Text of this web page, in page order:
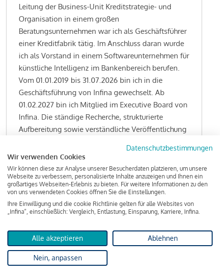
Leitung der Business-Unit Kreditstrategie- und
Organisation in einem großen
Beratungsunternehmen war ich als Geschäftsführer
einer Kreditfabrik tätig. Im Anschluss daran wurde
ich als Vorstand in einem Softwareunternehmen für
künstliche Intelligenz im Bankenbereich berufen.
Vom 01.01.2019 bis 31.07.2026 bin ich in die
Geschäftsführung von Infina gewechselt. Ab
01.02.2027 bin ich Mitglied im Executive Board von
Infina. Die ständige Recherche, strukturierte
Aufbereitung sowie verständliche Veröffentlichung
Kreditgeschäft gehören zu den wesentlichen
Schwerpunktsetzungen meiner Funktion.
Lesen Sie meine Finanzierungs-Tipps
KreditindexDas Wohnkredit Barometer
Datenschutzbestimmungen
Wir verwenden Cookies
Wir können diese zur Analyse unserer Besucherdaten platzieren, um unsere
Webseite zu verbessern, personalisierte Inhalte anzuzeigen und Ihnen ein
großartiges Webseiten-Erlebnis zu bieten. Für weitere Informationen zu den
von uns verwendeten Cookies öffnen Sie die Einstellungen.
Ihre Einwilligung und die cookie Richtlinie gelten für alle Websites von
„Infina“, einschließlich: Vergleich, Entlastung, Einsparung, Karriere, Infina.
Alle akzeptieren Ablehnen
Nein, anpassen